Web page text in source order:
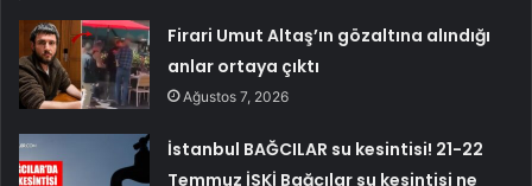
Firari Umut Altaş’ın gözaltına alındığı
anlar ortaya çıktı
Ağustos 7, 2026
İstanbul BAĞCILAR su kesintisi! 21-22
Temmuz İSKİ Bağcılar su kesintisi ne